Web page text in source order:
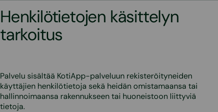
Henkilötietojen käsittelyn
tarkoitus
Palvelu sisältää KotiApp-palveluun rekisteröityneiden
käyttäjien henkilötietoja sekä heidän omistamaansa tai
hallinnoimaansa rakennukseen tai huoneistoon liittyviä
tietoja.